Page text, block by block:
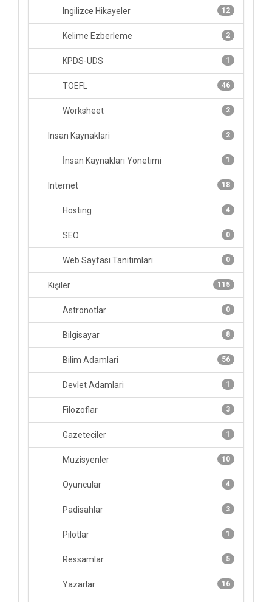
12
Ingilizce Hikayeler
2
Kelime Ezberleme
1
KPDS-UDS
46
TOEFL
2
Worksheet
2
Insan Kaynaklari
1
İnsan Kaynakları Yönetimi
18
Internet
4
Hosting
0
SEO
0
Web Sayfası Tanıtımları
115
Kişiler
0
Astronotlar
8
Bilgisayar
56
Bilim Adamlari
1
Devlet Adamlari
3
Filozoflar
1
Gazeteciler
10
Muzisyenler
4
Oyuncular
3
Padisahlar
1
Pilotlar
5
Ressamlar
16
Yazarlar